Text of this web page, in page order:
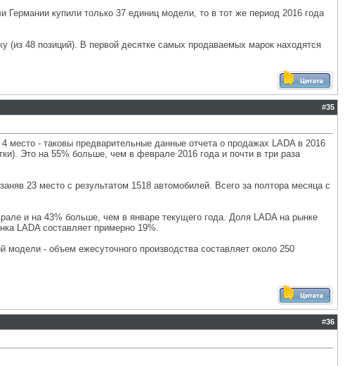
купили только 37 единиц модели, то в тот же период 2016 года
(из 48 позиций). В первой десятке самых продаваемых марок находятся
#35
место - таковы предварительные данные отчета о продажах LADA в 2016
Это на 55% больше, чем в феврале 2016 года и почти в три раза
23 место с результатом 1518 автомобилей. Всего за полтора месяца с
и на 43% больше, чем в январе текущего года. Доля LADA на рынке
LADA составляет примерно 19%.
- объем ежесуточного производства составляет около 250
#36